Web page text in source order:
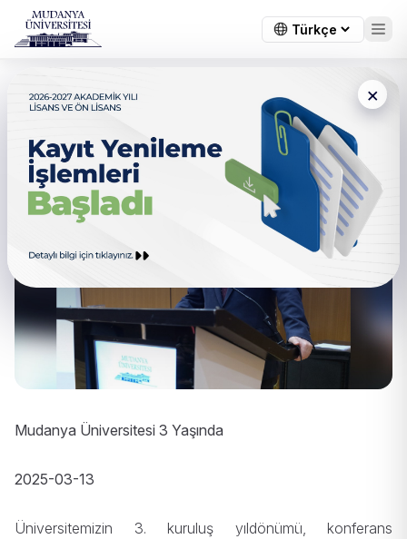
×
Mudanya Üniversitesi 3
Yaşında
Mudanya Üniversitesi 3 Yaşında
2025-03-13
Üniversitemizin 3. kuruluş yıldönümü, konferans